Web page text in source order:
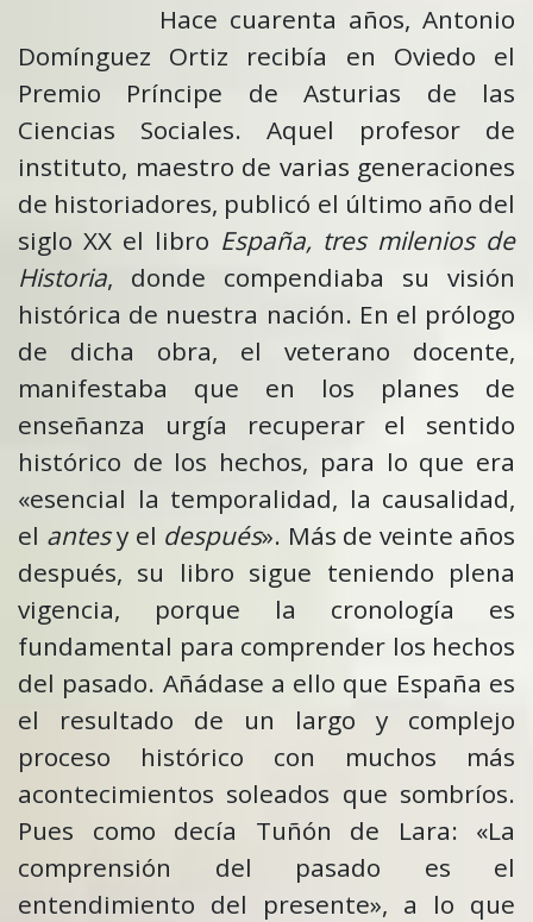
Hace cuarenta años, Antonio
Domínguez Ortiz recibía en Oviedo el
Premio Príncipe de Asturias de las
Ciencias Sociales. Aquel profesor de
instituto, maestro de varias generaciones
de historiadores, publicó el último año del
siglo XX el libro España, tres milenios de
Historia, donde compendiaba su visión
histórica de nuestra nación. En el prólogo
de dicha obra, el veterano docente,
manifestaba que en los planes de
enseñanza urgía recuperar el sentido
histórico de los hechos, para lo que era
«esencial la temporalidad, la causalidad,
el antesy el después». Más de veinte años
después, su libro sigue teniendo plena
vigencia, porque la cronología es
fundamental para comprender los hechos
del pasado. Añádase a ello que España es
el resultado de un largo y complejo
proceso histórico con muchos más
acontecimientos soleados que sombríos.
Pues como decía Tuñón de Lara: «La
comprensión del pasado es el
entendimiento del presente», a lo que